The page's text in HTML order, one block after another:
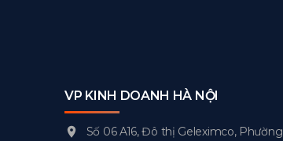
VP KINH DOANH HÀ NỘI
Số 06 A16, Đô thị Geleximco, Phường